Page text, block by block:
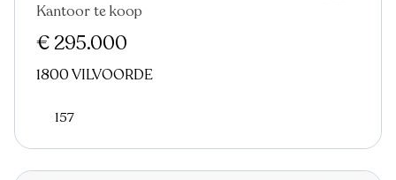
Kantoor te koop
€ 295.000
1800 VILVOORDE
157